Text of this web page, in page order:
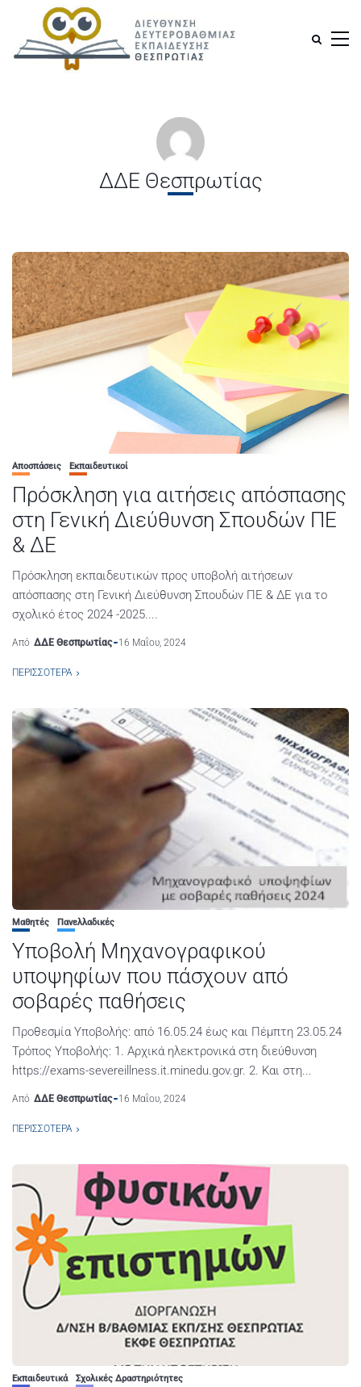
ΔΔΕ Θεσπρωτίας
Αποσπάσεις Εκπαιδευτικοί
Πρόσκληση για αιτήσεις απόσπασης
στη Γενική Διεύθυνση Σπουδών ΠΕ
& ΔΕ
Πρόσκληση εκπαιδευτικών προς υποβολή αιτήσεων
απόσπασης στη Γενική Διεύθυνση Σπουδών ΠΕ & ΔΕ για το
σχολικό έτος 2024 -2025....
Από ΔΔΕ Θεσπρωτίας 16 Μαΐου, 2024
ΠΕΡΙΣΣΌΤΕΡΑ
Μαθητές Πανελλαδικές
Υποβολή Μηχανογραφικού
υποψηφίων που πάσχουν από
σοβαρές παθήσεις
Προθεσμία Υποβολής: από 16.05.24 έως και Πέμπτη 23.05.24
Τρόπος Υποβολής: 1. Αρχικά ηλεκτρονικά στη διεύθυνση
https://exams-severeillness.it.minedu.gov.gr. 2. Και στη...
Από ΔΔΕ Θεσπρωτίας 16 Μαΐου, 2024
ΠΕΡΙΣΣΌΤΕΡΑ
Εκπαιδευτικά Σχολικές Δραστηριότητες